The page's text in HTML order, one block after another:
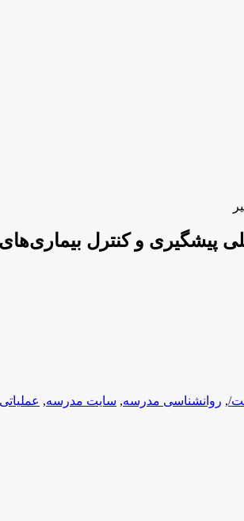
پیشگیری و کنترل بیماری‌های
, روانشناسی مدرسه, سایت مدرسه,